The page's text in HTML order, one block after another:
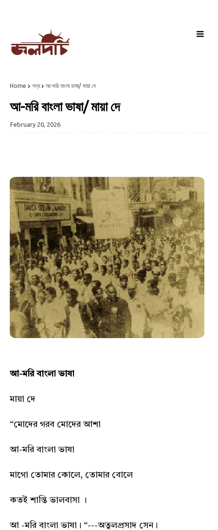
Home গদ্য আ-মরি বাংলা ভাষা/ মায়া দে
আ-মরি বাংলা ভাষা/ মায়া দে
February 20, 2026
আ-মরি বাংলা ভাষা
মায়া দে
“মোদের গরব মোদের আশা
আ-মরি বাংলা ভাষা
মাগো তোমার কোলে, তোমার বোলে
কতই শান্তি ভালবাসা ।
আ -মরি বাংলা ভাষা। “---অতুলপ্রসাদ সেন।